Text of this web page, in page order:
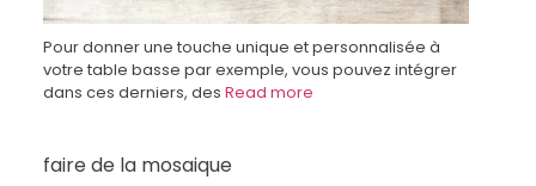
Pour donner une touche unique et personnalisée à
votre table basse par exemple, vous pouvez intégrer
dans ces derniers, des Read more
faire de la mosaique